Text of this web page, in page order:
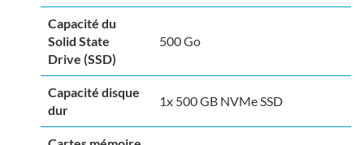
Capacité du
Solid State
Drive (SSD)
500 Go
Capacité disque
dur
1x 500 GB NVMe SSD